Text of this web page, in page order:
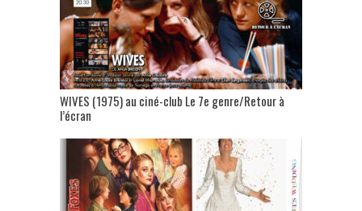
WIVES (1975) au ciné-club Le 7e genre/Retour à
l’écran